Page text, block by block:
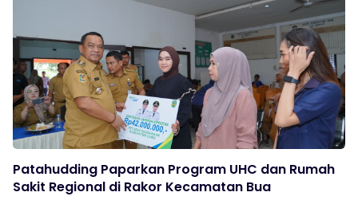
Patahudding Paparkan Program UHC dan Rumah
Sakit Regional di Rakor Kecamatan Bua